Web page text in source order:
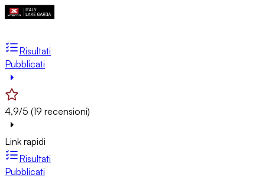
Risultati
Pubblicati
4,9/5 (19 recensioni)
Link rapidi
Risultati
Pubblicati